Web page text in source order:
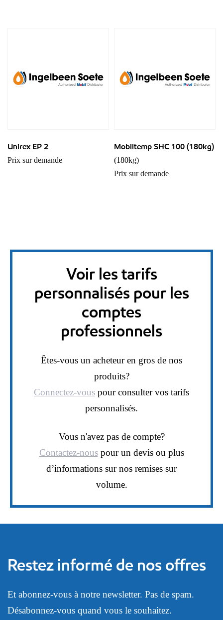
Unirex EP 2
Prix sur demande
Mobiltemp SHC 100 (180kg)
(180kg)
Prix sur demande
Voir les tarifs
personnalisés pour les
comptes
professionnels
Êtes-vous un acheteur en gros de nos
produits?
Connectez-vous pour consulter vos tarifs
personnalisés.
Vous n'avez pas de compte?
Contactez-nouspour un devis ou plus
d’informations sur nos remises sur
volume.
Restez informé de nos offres
Et abonnez-vous à notre newsletter. Pas de spam.
Désabonnez-vous quand vous le souhaitez.